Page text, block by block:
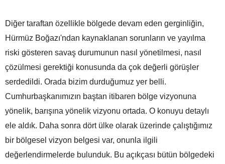
Diğer taraftan özellikle bölgede devam eden gerginliğin,
Hürmüz Boğazı'ndan kaynaklanan sorunların ve yayılma
riski gösteren savaş durumunun nasıl yönetilmesi, nasıl
çözülmesi gerektiği konusunda da çok değerli görüşler
serdedildi. Orada bizim durduğumuz yer belli.
Cumhurbaşkanımızın baştan itibaren bölge vizyonuna
yönelik, barışına yönelik vizyonu ortada. O konuyu detaylı
ele aldık. Daha sonra dört ülke olarak üzerinde çalıştığımız
bir bölgesel vizyon belgesi var, onunla ilgili
değerlendirmelerde bulunduk. Bu açıkçası bütün bölgedeki